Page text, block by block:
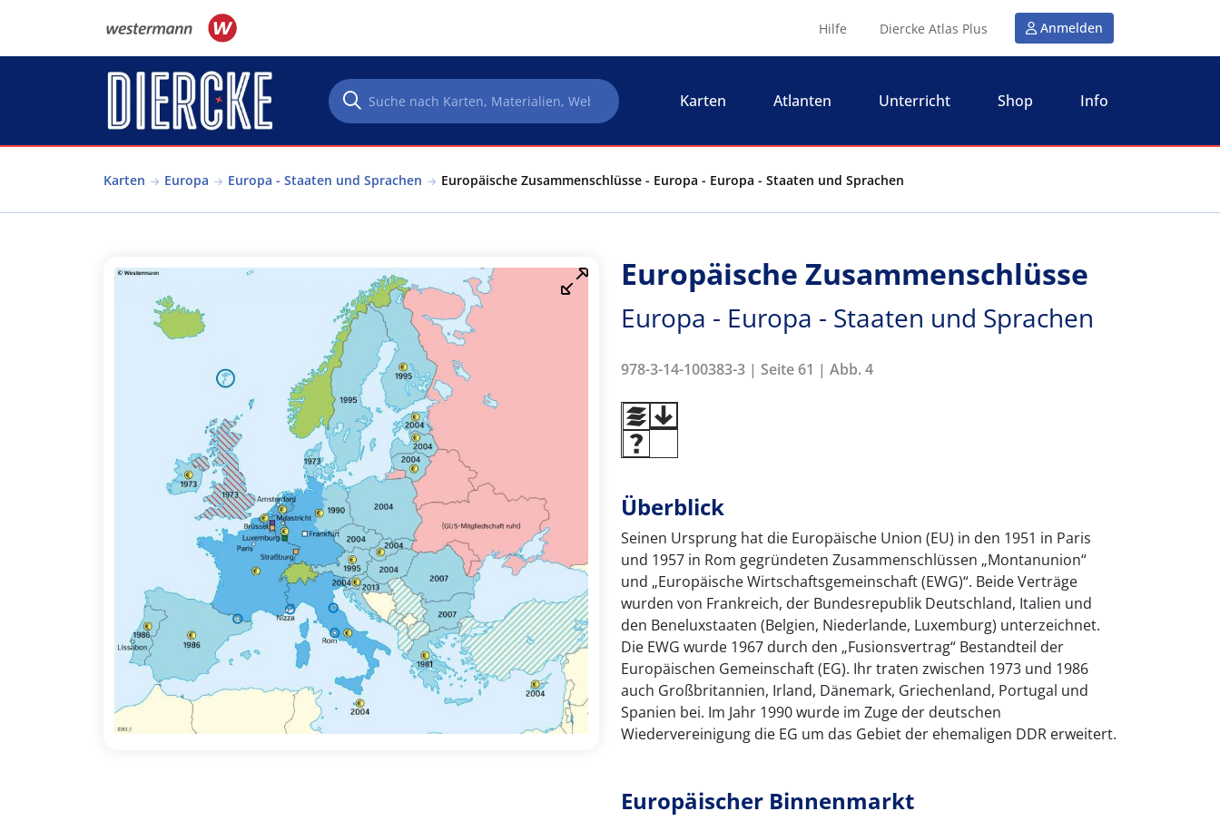
Hilfe Diercke Atlas Plus Anmelden
Karten Atlanten Unterricht Shop Info
Karten Europa Europa - Staaten und Sprachen Europäische Zusammenschlüsse - Europa - Europa - Staaten und Sprachen
Europäische Zusammenschlüsse
Europa - Europa - Staaten und Sprachen
978-3-14-100383-3 | Seite 61 | Abb. 4
Überblick
Seinen Ursprung hat die Europäische Union (EU) in den 1951 in Paris
und 1957 in Rom gegründeten Zusammenschlüssen „Montanunion“
und „Europäische Wirtschaftsgemeinschaft (EWG)“. Beide Verträge
wurden von Frankreich, der Bundesrepublik Deutschland, Italien und
den Beneluxstaaten (Belgien, Niederlande, Luxemburg) unterzeichnet.
Die EWG wurde 1967 durch den „Fusionsvertrag“ Bestandteil der
Europäischen Gemeinschaft (EG). Ihr traten zwischen 1973 und 1986
auch Großbritannien, Irland, Dänemark, Griechenland, Portugal und
Spanien bei. Im Jahr 1990 wurde im Zuge der deutschen
Wiedervereinigung die EG um das Gebiet der ehemaligen DDR erweitert.
Europäischer Binnenmarkt